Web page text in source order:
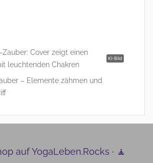
– Elemente zähmen und
auf YogaLeben.Rocks • 🧘
KI-Bild